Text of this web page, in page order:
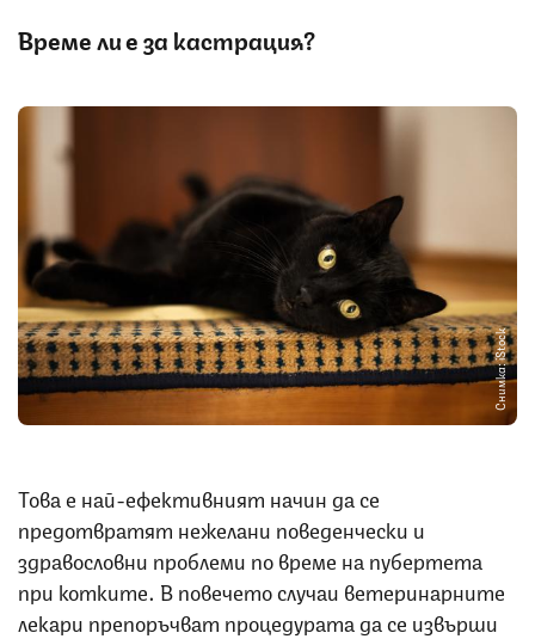
Време ли е за кастрация?
Снимка: iStock
Това е най-ефективният начин да се
предотвратят нежелани поведенчески и
здравословни проблеми по време на пубертета
при котките. В повечето случаи ветеринарните
лекари препоръчват процедурата да се извърши